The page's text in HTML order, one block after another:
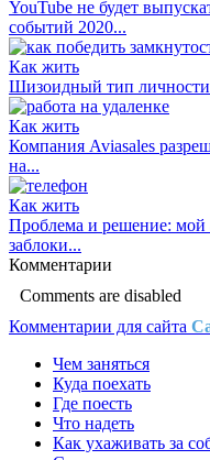
YouTube не будет
событий 2020...
Как жить
Шизоидный тип личности:
Как жить
Компания Aviasales
на...
Как жить
Проблема и решение: мой
заблоки...
Комментарии
Comments are disabled
Комментарии для сайта
Чем заняться
Куда поехать
Где поесть
Что надеть
Как ухаживать за